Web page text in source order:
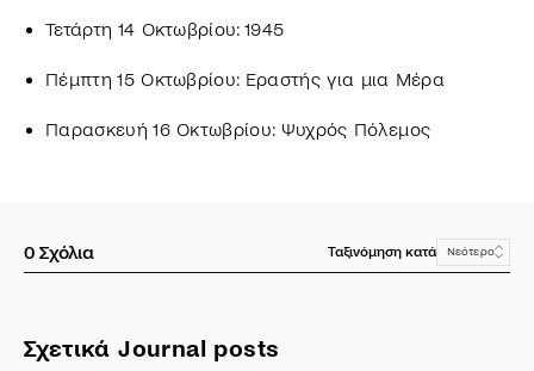
Τετάρτη 14 Οκτωβρίου: 1945
Πέμπτη 15 Οκτωβρίου: Εραστής για μια Μέρα
Παρασκευή 16 Οκτωβρίου: Ψυχρός Πόλεμος
0 Σχόλια Ταξινόμηση κατά Νεότερο
Σχετικά Journal posts